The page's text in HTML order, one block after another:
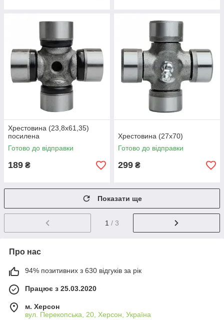
Хрестовина (23,8х61,35)
посилена
Готово до відправки
189 ₴
Хрестовина (27х70)
Готово до відправки
299 ₴
Показати ще
1 / 3
Про нас
94% позитивних з 630 відгуків за рік
Працює з 25.03.2020
м. Херсон
вул. Перекопська, 20, Херсон, Україна